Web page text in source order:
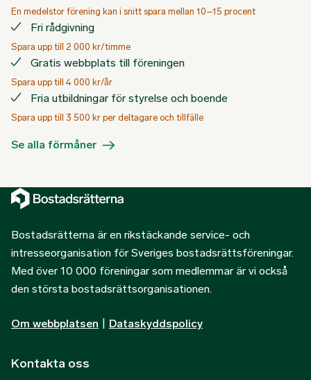
En medelstor förening kan i snitt spara mellan 10–15 procent
Fri rådgivning
Spara upp till 2 000 kr/timme
Gratis webbplats till föreningen
Spara upp till 4 000 kr/år
Fria utbildningar för styrelse och boende
Spara upp till 3 500 kr per deltagare och tillfälle
Se alla förmåner
Bostadsrätterna är en rikstäckande service- och
intresseorganisation för Sveriges bostadsrättsföreningar.
Med över 10 000 föreningar som medlemmar är vi också
den största bostadsrättsorganisationen.
Om webbplatsen Dataskyddspolicy
Kontakta oss